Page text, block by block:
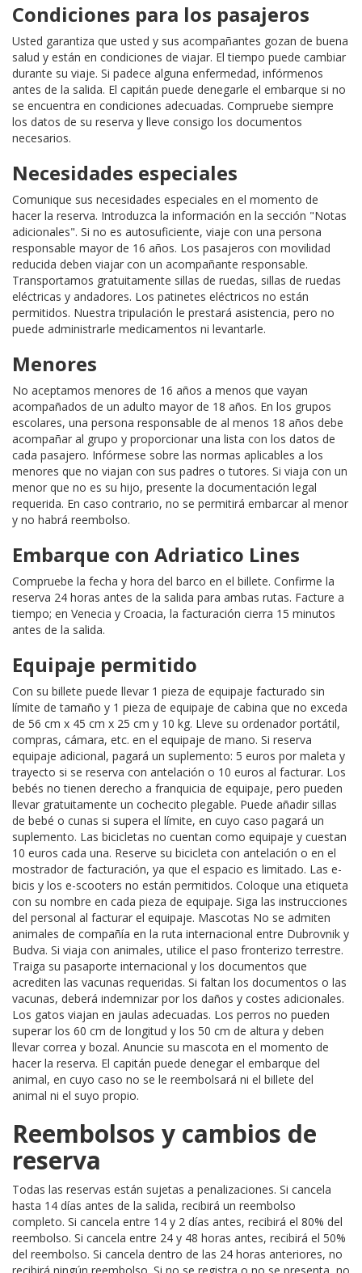
Condiciones para los pasajeros
Usted garantiza que usted y sus acompañantes gozan de buena
salud y están en condiciones de viajar. El tiempo puede cambiar
durante su viaje. Si padece alguna enfermedad, infórmenos
antes de la salida. El capitán puede denegarle el embarque si no
se encuentra en condiciones adecuadas. Compruebe siempre
los datos de su reserva y lleve consigo los documentos
necesarios.
Necesidades especiales
Comunique sus necesidades especiales en el momento de
hacer la reserva. Introduzca la información en la sección "Notas
adicionales". Si no es autosuficiente, viaje con una persona
responsable mayor de 16 años. Los pasajeros con movilidad
reducida deben viajar con un acompañante responsable.
Transportamos gratuitamente sillas de ruedas, sillas de ruedas
eléctricas y andadores. Los patinetes eléctricos no están
permitidos. Nuestra tripulación le prestará asistencia, pero no
puede administrarle medicamentos ni levantarle.
Menores
No aceptamos menores de 16 años a menos que vayan
acompañados de un adulto mayor de 18 años. En los grupos
escolares, una persona responsable de al menos 18 años debe
acompañar al grupo y proporcionar una lista con los datos de
cada pasajero. Infórmese sobre las normas aplicables a los
menores que no viajan con sus padres o tutores. Si viaja con un
menor que no es su hijo, presente la documentación legal
requerida. En caso contrario, no se permitirá embarcar al menor
y no habrá reembolso.
Embarque con Adriatico Lines
Compruebe la fecha y hora del barco en el billete. Confirme la
reserva 24 horas antes de la salida para ambas rutas. Facture a
tiempo; en Venecia y Croacia, la facturación cierra 15 minutos
antes de la salida.
Equipaje permitido
Con su billete puede llevar 1 pieza de equipaje facturado sin
límite de tamaño y 1 pieza de equipaje de cabina que no exceda
de 56 cm x 45 cm x 25 cm y 10 kg. Lleve su ordenador portátil,
compras, cámara, etc. en el equipaje de mano. Si reserva
equipaje adicional, pagará un suplemento: 5 euros por maleta y
trayecto si se reserva con antelación o 10 euros al facturar. Los
bebés no tienen derecho a franquicia de equipaje, pero pueden
llevar gratuitamente un cochecito plegable. Puede añadir sillas
de bebé o cunas si supera el límite, en cuyo caso pagará un
suplemento. Las bicicletas no cuentan como equipaje y cuestan
10 euros cada una. Reserve su bicicleta con antelación o en el
mostrador de facturación, ya que el espacio es limitado. Las e-
bicis y los e-scooters no están permitidos. Coloque una etiqueta
con su nombre en cada pieza de equipaje. Siga las instrucciones
del personal al facturar el equipaje. Mascotas No se admiten
animales de compañía en la ruta internacional entre Dubrovnik y
Budva. Si viaja con animales, utilice el paso fronterizo terrestre.
Traiga su pasaporte internacional y los documentos que
acrediten las vacunas requeridas. Si faltan los documentos o las
vacunas, deberá indemnizar por los daños y costes adicionales.
Los gatos viajan en jaulas adecuadas. Los perros no pueden
superar los 60 cm de longitud y los 50 cm de altura y deben
llevar correa y bozal. Anuncie su mascota en el momento de
hacer la reserva. El capitán puede denegar el embarque del
animal, en cuyo caso no se le reembolsará ni el billete del
animal ni el suyo propio.
Reembolsos y cambios de
reserva
Todas las reservas están sujetas a penalizaciones. Si cancela
hasta 14 días antes de la salida, recibirá un reembolso
completo. Si cancela entre 14 y 2 días antes, recibirá el 80% del
reembolso. Si cancela entre 24 y 48 horas antes, recibirá el 50%
del reembolso. Si cancela dentro de las 24 horas anteriores, no